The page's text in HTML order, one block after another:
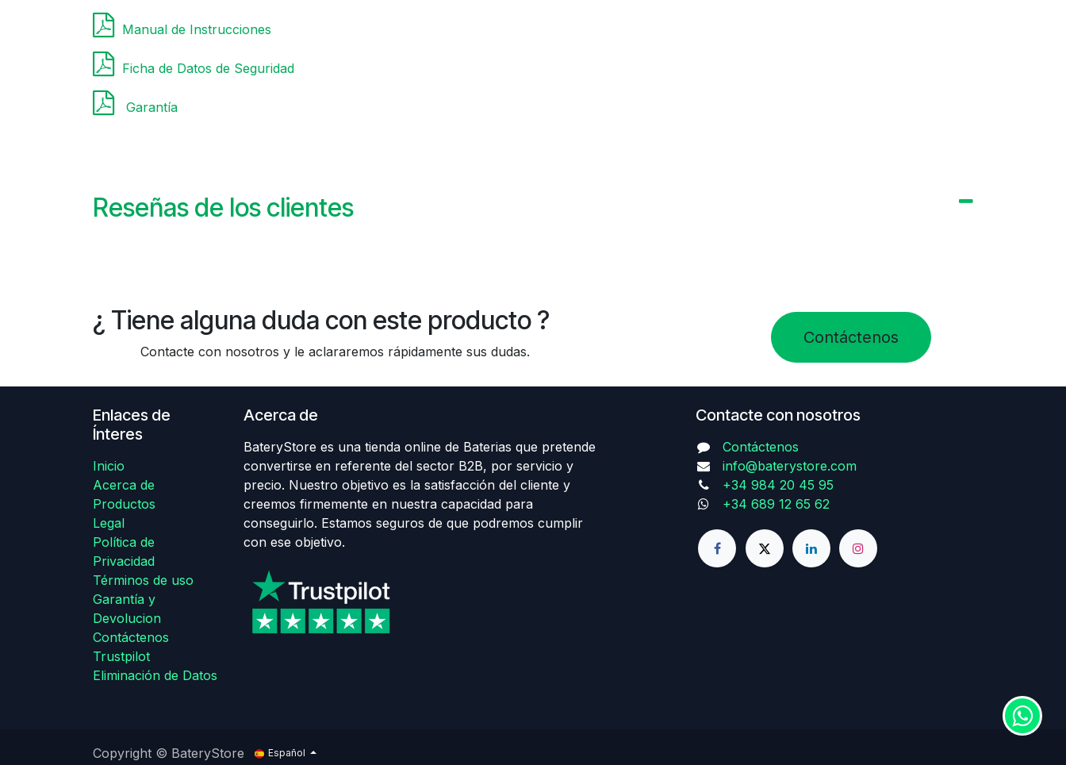
Manual de Instrucciones
Ficha de Datos de Seguridad
Garantía
Reseñas de los clientes
¿ Tiene alguna duda con este producto ?
Contacte con nosotros y le aclararemos rápidamente sus dudas.
Contáctenos
Enlaces de
Ínteres
Inicio
Acerca de
Productos
Legal
Política de
Privacidad
Términos de uso
Garantía y
Devolucion
Contáctenos
Trustpilot
Eliminación de Datos
Acerca de
BateryStore es una tienda online de Baterias que pretende
convertirse en referente del sector B2B, por servicio y
precio. Nuestro objetivo es la satisfacción del cliente y
creemos firmemente en nuestra capacidad para
conseguirlo. Estamos seguros de que podremos cumplir
con ese objetivo.
Contacte con nosotros
Contáctenos
info@baterystore.com
+34 984 20 45 95
+34 689 12 65 62
Copyright © BateryStore Español